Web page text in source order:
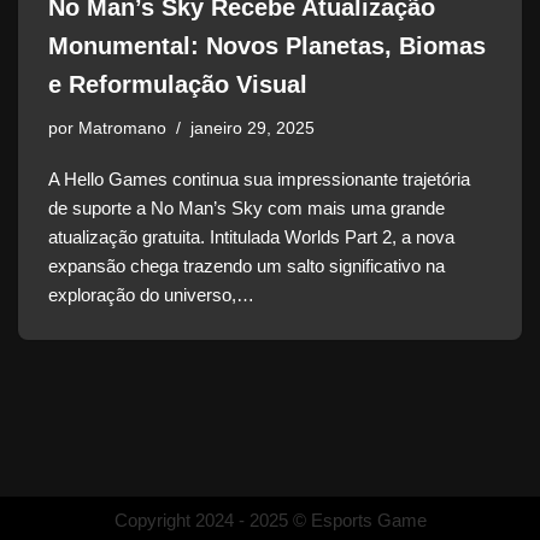
No Man’s Sky Recebe Atualização
Monumental: Novos Planetas, Biomas
e Reformulação Visual
por Matromano janeiro 29, 2025
A Hello Games continua sua impressionante trajetória
de suporte a No Man’s Sky com mais uma grande
atualização gratuita. Intitulada Worlds Part 2, a nova
expansão chega trazendo um salto significativo na
exploração do universo,…
Copyright 2024 - 2025 © Esports Game